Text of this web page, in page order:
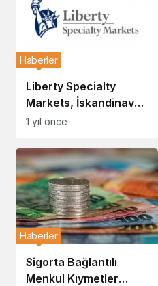
Liberty Specialty
Markets, İskandinav
Bölgesinde Büyüme
Güçlendiriyor
Haberler
1 yıl önce
Sigorta Bağlantılı
Menkul Kıymetler
Haberler